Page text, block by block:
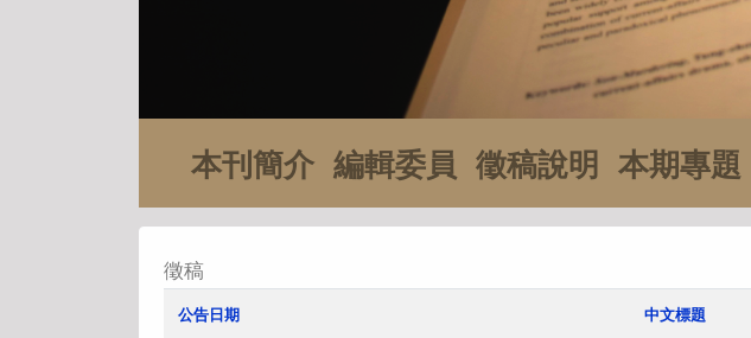
本刊簡介 編輯委員 徵稿說明 本期專題
徵稿
公告日期 中文標題